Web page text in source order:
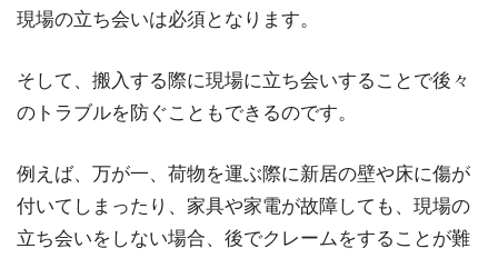
現場の立ち会いは必須となります。
そして、搬入する際に現場に立ち会いすることで後々
のトラブルを防ぐこともできるのです。
例えば、万が一、荷物を運ぶ際に新居の壁や床に傷が
付いてしまったり、家具や家電が故障しても、現場の
立ち会いをしない場合、後でクレームをすることが難